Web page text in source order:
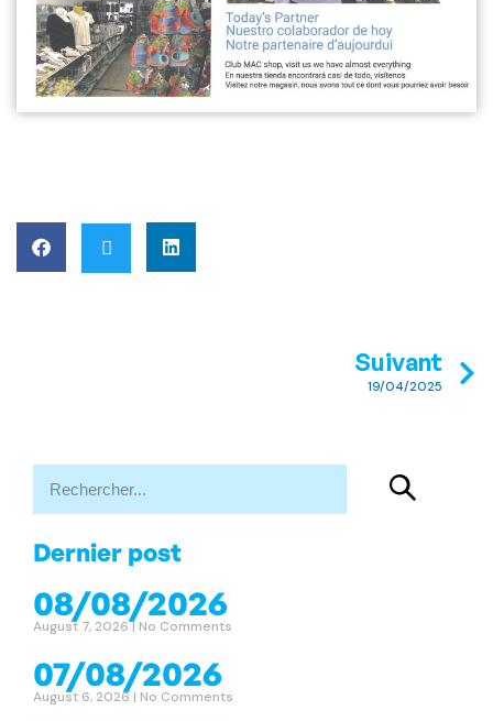
Suivant
19/04/2025
Dernier post
08/08/2026
August 7, 2026 No Comments
07/08/2026
August 6, 2026 No Comments